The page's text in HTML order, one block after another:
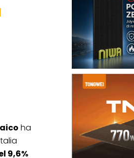
ha
9,6%